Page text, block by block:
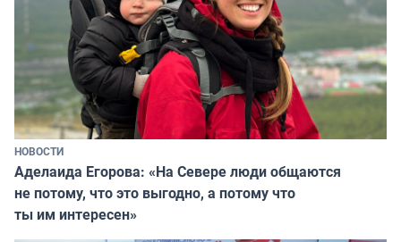
НОВОСТИ
Аделаида Егорова: «На Севере люди общаются
не потому, что это выгодно, а потому что
ты им интересен»